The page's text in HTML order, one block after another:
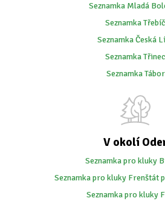
Seznamka Mladá
Seznamka Třebíč
Seznamka Česká
Seznamka Třinec
Seznamka Tábor
V okolí
Seznamka pro kluky
Seznamka pro kluky Frenštát
Seznamka pro kluky